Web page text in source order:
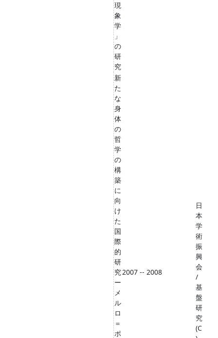
現
象
学
」
の
研
究
新
た
な
身
体
の
哲
学
の
構
築
に
向
け
た
国
際
的
研
究
ー
メ
ル
ロ
＝
ポ
2007 -- 2008
日
本
学
術
振
興
会
/
基
盤
研
究
(C